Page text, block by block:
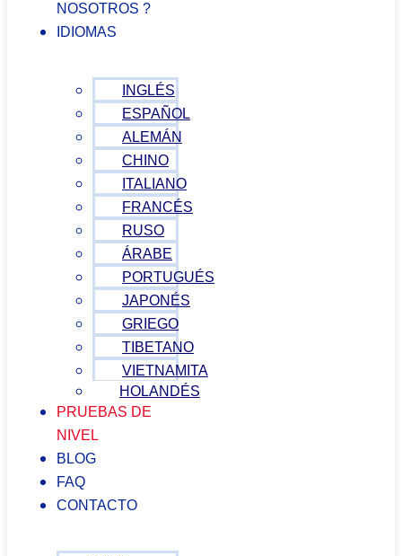
NOSOTROS ?
IDIOMAS
INGLÉS
ESPAÑOL
ALEMÁN
CHINO
ITALIANO
FRANCÉS
RUSO
ÁRABE
PORTUGUÉS
JAPONÉS
GRIEGO
TIBETANO
VIETNAMITA
HOLANDÉS
PRUEBAS DE
NIVEL
BLOG
FAQ
CONTACTO